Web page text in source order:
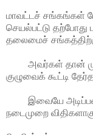
மாவட்டச் சங்கங்கள்
செயல்பட்டு தற்போது
தலைமைச்
அவர்கள் தான்
குழுவைக் கூட்டி
இவையே
நடைமுறை